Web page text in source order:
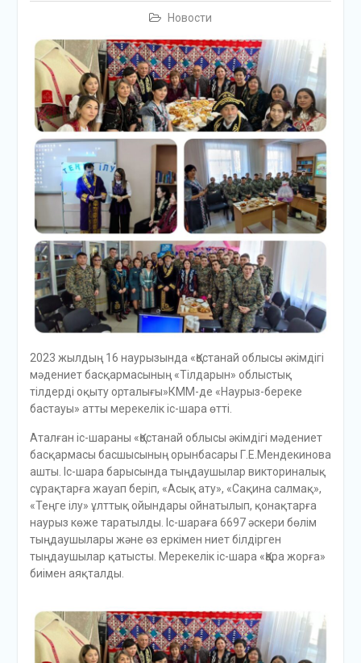
Новости
2023 жылдың 16 наурызында «Қостанай облысы әкімдігі
мәдениет басқармасының «Тілдарын» облыстық
тілдерді оқыту орталығы»КММ-де «Наурыз-береке
бастауы» атты мерекелік іс-шара өтті.
Аталған іс-шараны «Қостанай облысы әкімдігі мәдениет
басқармасы басшысының орынбасары Г.Е.Мендекинова
ашты. Іс-шара барысында тыңдаушылар викториналық
сұрақтарға жауап беріп, «Асық ату», «Сақина салмақ»,
«Теңге ілу» ұлттық ойындары ойнатылып, қонақтарға
наурыз көже таратылды. Іс-шараға 6697 әскери бөлім
тыңдаушылары және өз еркімен ниет білдірген
тыңдаушылар қатысты. Мерекелік іс-шара «Қара жорға»
биімен аяқталды.